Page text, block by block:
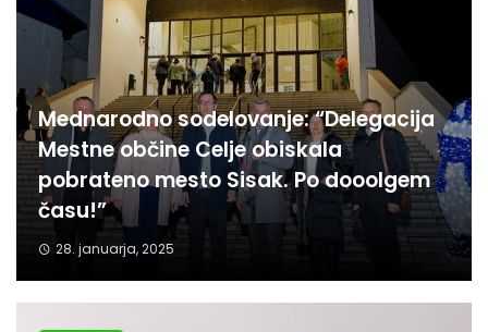
Mednarodno sodelovanje: “Delegacija
Mestne občine Celje obiskala
pobrateno mesto Sisak. Po dooolgem
času!”
28. januarja, 2025